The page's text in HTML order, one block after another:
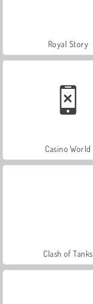
Royal Story
Casino World
Clash of Tanks